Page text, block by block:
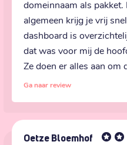
domeinnaam als
algemeen krijg je vrij
dashboard is
dat was voor mij de
Ze doen er alles aan om
Ga naar review
Oetze Bloemhof